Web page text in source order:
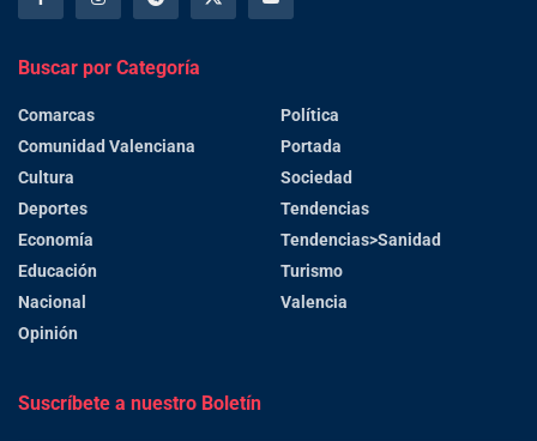
Buscar por Categoría
Comarcas
Comunidad Valenciana
Cultura
Deportes
Economía
Educación
Nacional
Opinión
Política
Portada
Sociedad
Tendencias
Tendencias>Sanidad
Turismo
Valencia
Suscríbete a nuestro Boletín